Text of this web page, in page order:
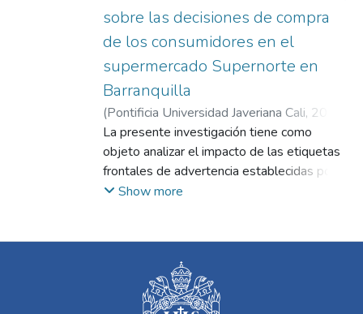
sobre las decisiones de compra
de los consumidores en el
supermercado Supernorte en
Barranquilla
(Pontificia Universidad Javeriana Cali, 2024
Torres González, Lissette María ;Del Risco
Iglesias, Galena;Aristizábal Aristizábal,
Diana Milena
La presente investigación tiene como
objeto analizar el impacto de las etiquetas
frontales de advertencia establecidas por la
Resolución 810 de 2021, en las decisiones
nutritivos, es evaluada para determinar la
alteración de la percepción sobre el valor
nutricional de sus productos y su impacto en
Show more